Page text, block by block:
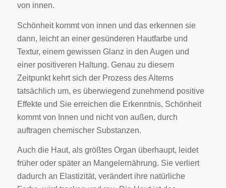
von innen.
Schönheit kommt von innen und das erkennen sie
dann, leicht an einer gesünderen Hautfarbe und
Textur, einem gewissen Glanz in den Augen und
einer positiveren Haltung. Genau zu diesem
Zeitpunkt kehrt sich der Prozess des Alterns
tatsächlich um, es überwiegend zunehmend positive
Effekte und Sie erreichen die Erkenntnis, Schönheit
kommt von Innen und nicht von außen, durch
auftragen chemischer Substanzen.
Auch die Haut, als größtes Organ überhaupt, leidet
früher oder später an Mangelernährung. Sie verliert
dadurch an Elastizität, verändert ihre natürliche